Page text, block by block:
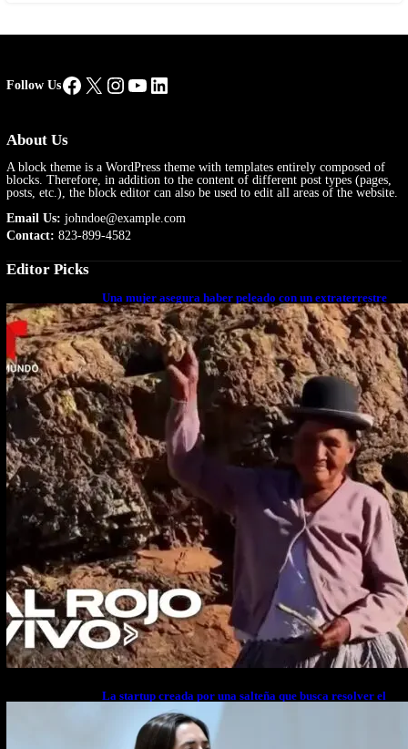
Follow UsFacebook
X Instagram
YouTube
LinkedIn
About Us
A block theme is a WordPress theme with templates entirely composed of
blocks. Therefore, in addition to the content of different post types (pages,
posts, etc.), the block editor can also be used to edit all areas of the website.
Email Us: johndoe@example.com
Contact: 823-899-4582
Editor Picks
Una mujer asegura haber peleado con un extraterrestre
cuerpo a cuerpo
La startup creada por una salteña que busca resolver el
estrés financiero en Latinoamérica